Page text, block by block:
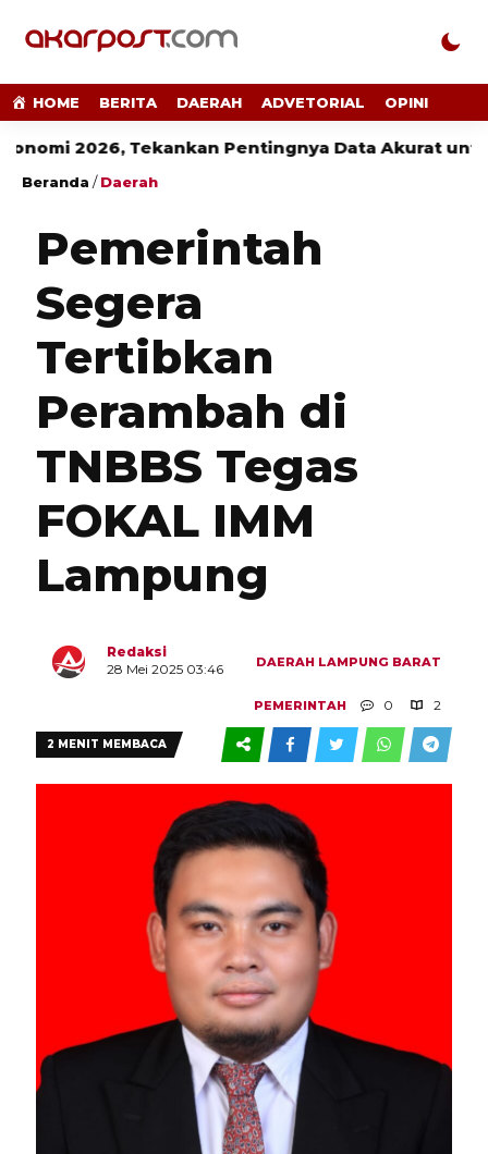
HOME BERITA DAERAH ADVETORIAL OPINI
Tekankan Pentingnya Data Akurat untuk
Beranda /Daerah
Pemerintah
Segera
Tertibkan
Perambah di
TNBBS Tegas
FOKAL IMM
Lampung
Redaksi
28 Mei 2025 03:46
DAERAH LAMPUNG BARAT
PEMERINTAH 0 2
2 MENIT MEMBACA